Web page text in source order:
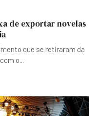
de exportar novelas
que se retiraram da
o...